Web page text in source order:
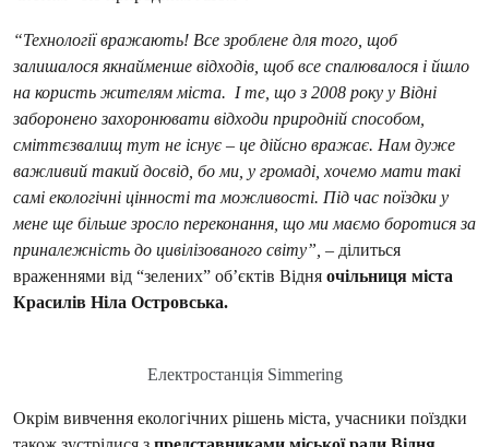
“Технології вражають! Все зроблене для того, щоб
залишалося якнайменше відходів, щоб все спалювалося і йшло
на користь жителям міста. І те, що з 2008 року у Відні
заборонено захоронювати відходи природній способом,
сміттєзвалищ тут не існує – це дійсно вражає. Нам дуже
важливий такий досвід, бо ми, у громаді, хочемо мати такі
самі екологічні цінності та можливості. Під час поїздки у
мене ще більше зросло переконання, що ми маємо боротися за
приналежність до цивілізованого світу”, – ділиться
враженнями від “зелених” об’єктів Відня очільниця міста
Красилів Ніла Островська.
Електростанція Simmering
Окрім вивчення екологічних рішень міста, учасники поїздки